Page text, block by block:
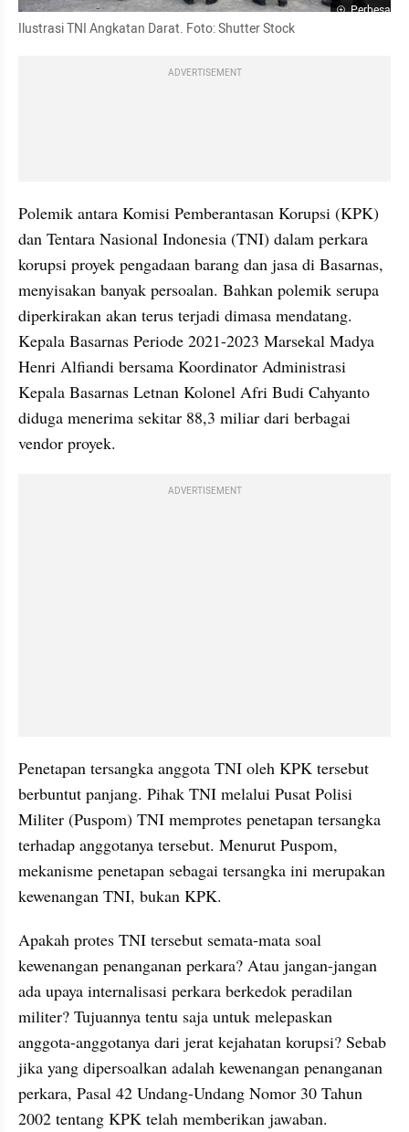
Perbesar
Ilustrasi TNI Angkatan Darat. Foto: Shutter Stock
ADVERTISEMENT
Polemik antara Komisi Pemberantasan Korupsi (KPK)
dan Tentara Nasional Indonesia (TNI) dalam perkara
korupsi proyek pengadaan barang dan jasa di Basarnas,
menyisakan banyak persoalan. Bahkan polemik serupa
diperkirakan akan terus terjadi dimasa mendatang.
Kepala Basarnas Periode 2021-2023 Marsekal Madya
Henri Alfiandi bersama Koordinator Administrasi
Kepala Basarnas Letnan Kolonel Afri Budi Cahyanto
diduga menerima sekitar 88,3 miliar dari berbagai
vendor proyek.
ADVERTISEMENT
Penetapan tersangka anggota TNI oleh KPK tersebut
berbuntut panjang. Pihak TNI melalui Pusat Polisi
Militer (Puspom) TNI memprotes penetapan tersangka
terhadap anggotanya tersebut. Menurut Puspom,
mekanisme penetapan sebagai tersangka ini merupakan
kewenangan TNI, bukan KPK.
Apakah protes TNI tersebut semata-mata soal
kewenangan penanganan perkara? Atau jangan-jangan
ada upaya internalisasi perkara berkedok peradilan
militer? Tujuannya tentu saja untuk melepaskan
anggota-anggotanya dari jerat kejahatan korupsi? Sebab
jika yang dipersoalkan adalah kewenangan penanganan
perkara, Pasal 42 Undang-Undang Nomor 30 Tahun
2002 tentang KPK telah memberikan jawaban.